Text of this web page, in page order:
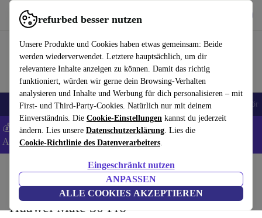
refurbed besser nutzen
Unsere Produkte und Cookies haben etwas gemeinsam: Beide
werden wiederverwendet. Letztere hauptsächlich, um dir
relevantere Inhalte anzeigen zu können. Damit das richtig
funktioniert, würden wir gerne dein Browsing-Verhalten
analysieren und Inhalte und Werbung für dich personalisieren – mit
First- und Third-Party-Cookies. Natürlich nur mit deinem
Einverständnis. Die Cookie-Einstellungen kannst du jederzeit
ändern. Lies unsere Datenschutzerklärung. Lies die
Cookie-Richtlinie des Datenverarbeiters.
Eingeschränkt nutzen
ANPASSEN
ALLE COOKIES AKZEPTIEREN
refurbed schnell und einfach nutzen
🎒 Back to school Handys Laptops Tablets Smartwatches Zubehör
💰 Extra -8% auf Samsung- und Google-Smartphones - Code:
ANDROID8 -AGB
Handys & Smartphones Huawei Handys
Bester Deal
Huawei Mate 30 Pro